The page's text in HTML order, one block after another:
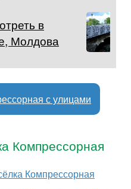
в
Молдова
с улицами
Компрессорная
Компрессорная